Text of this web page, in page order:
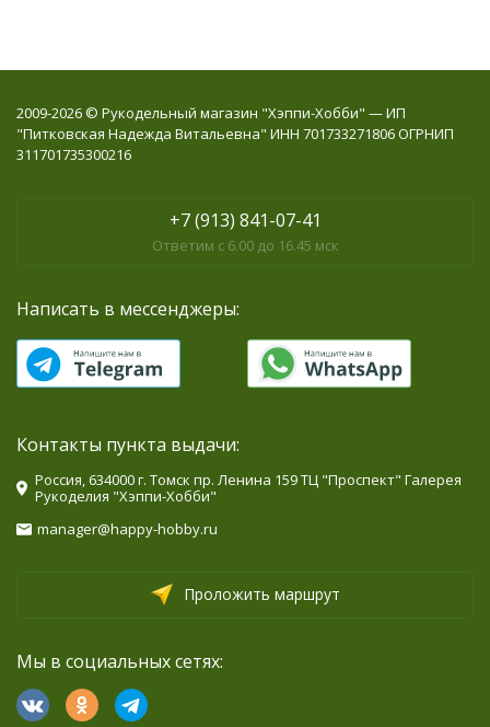
2009-2026 © Рукодельный магазин "Хэппи-Хобби" — ИП
"Питковская Надежда Витальевна" ИНН 701733271806 ОГРНИП
311701735300216
+7 (913) 841-07-41
Ответим с 6.00 до 16.45 мск
Написать в мессенджеры:
Контакты пункта выдачи:
Россия, 634000 г. Томск пр. Ленина 159 ТЦ "Проспект" Галерея
Рукоделия "Хэппи-Хобби"
manager@happy-hobby.ru
Проложить маршрут
Мы в социальных сетях: